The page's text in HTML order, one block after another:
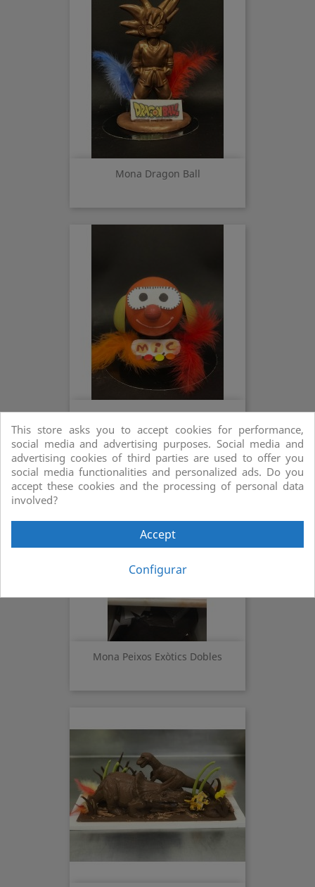
Mona Dragon Ball
Mona MIC
Mona Peixos Exòtics Dobles
This store asks you to accept cookies for performance,
social media and advertising purposes. Social media and
advertising cookies of third parties are used to offer you
social media functionalities and personalized ads. Do you
accept these cookies and the processing of personal data
involved?
Accept
Configurar